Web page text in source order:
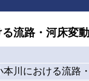
流路・河床変
本川における流路